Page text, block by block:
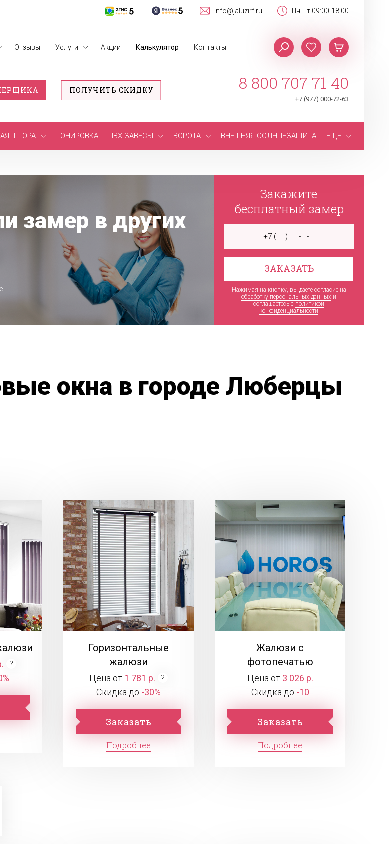
Пн-Пт 09:00-18:00
info@jaluzirf.ru
Отзывы Услуги Акции Калькулятор Контакты
ПОЛУЧИТЬ СКИДКУ 8 800 707 71 40
+7 (977) 000-72-63
ШТОРА ТОНИРОВКА ПВХ-ЗАВЕСЫ ВОРОТА ВНЕШНЯЯ СОЛНЦЕЗАЩИТА ЕЩЕ
замер в других
Закажите
бесплатный замер
ЗАКАЗАТЬ
Нажимая на кнопку, вы даете согласие на
обработку персональных данных и
соглашаетесь c политикой
конфиденциальности
окна в городе Люберцы
Горизонтальные
жалюзи
Цена от 1 781 р.
Скидка до -30%
Заказать
Подробнее
Жалюзи с
фотопечатью
Цена от 3 026 р.
Скидка до -10
Заказать
Подробнее